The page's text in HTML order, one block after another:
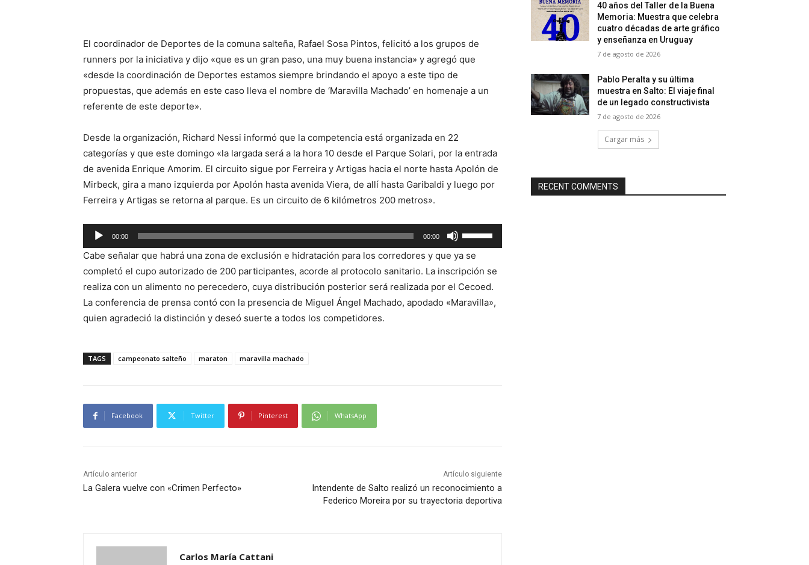
El coordinador de Deportes de la comuna salteña, Rafael Sosa Pintos, felicitó a los grupos de
runners por la iniciativa y dijo «que es un gran paso, una muy buena instancia» y agregó que
«desde la coordinación de Deportes estamos siempre brindando el apoyo a este tipo de
propuestas, que además en este caso lleva el nombre de ‘Maravilla Machado’ en homenaje a un
referente de este deporte».
Desde la organización, Richard Nessi informó que la competencia está organizada en 22
categorías y que este domingo «la largada será a la hora 10 desde el Parque Solari, por la entrada
de avenida Enrique Amorim. El circuito sigue por Ferreira y Artigas hacia el norte hasta Apolón de
Mirbeck, gira a mano izquierda por Apolón hasta avenida Viera, de allí hasta Garibaldi y luego por
Ferreira y Artigas se retorna al parque. Es un circuito de 6 kilómetros 200 metros».
e
p
r
o
d
u
t
d
00:00 00:00
t
i
l
i
z
e
Cabe señalar que habrá una zona de exclusión e hidratación para los corredores y que ya se
completó el cupo autorizado de 200 participantes, acorde al protocolo sanitario. La inscripción se
realiza con un alimento no perecedero, cuya distribución posterior será realizada por el Cecoed.
La conferencia de prensa contó con la presencia de Miguel Ángel Machado, apodado «Maravilla»,
quien agradeció la distinción y deseó suerte a todos los competidores.
TAGS campeonato salteño maraton maravilla machado
Facebook Twitter Pinterest WhatsApp
Artículo anterior
La Galera vuelve con «Crimen Perfecto»
Artículo siguiente
Intendente de Salto realizó un reconocimiento a
Federico Moreira por su trayectoria deportiva
Carlos María Cattani
40 años del Taller de la Buena
Memoria: Muestra que celebra
cuatro décadas de arte gráfico
y enseñanza en Uruguay
7 de agosto de 2026
Pablo Peralta y su última
muestra en Salto: El viaje final
de un legado constructivista
7 de agosto de 2026
Cargar más
RECENT COMMENTS